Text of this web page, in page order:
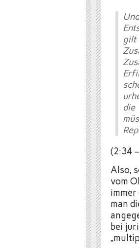
die
(2:34
Also,
vom
immer
man
bei